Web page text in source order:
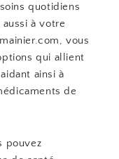
quotidiens
à votre
vous
qui allient
ainsi à
de
pouvez